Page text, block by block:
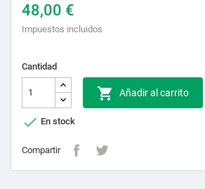
48,00 €
Impuestos incluidos
Cantidad
 Añadir al carrito
 En stock
Compartir